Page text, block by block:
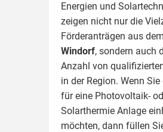
Energien und
zeigen nicht nur die
Förderanträgen aus
Windorf, sondern auch
Anzahl von
in der Region. Wenn
für eine Photovoltaik-
Solarthermie Anlage
möchten, dann füllen